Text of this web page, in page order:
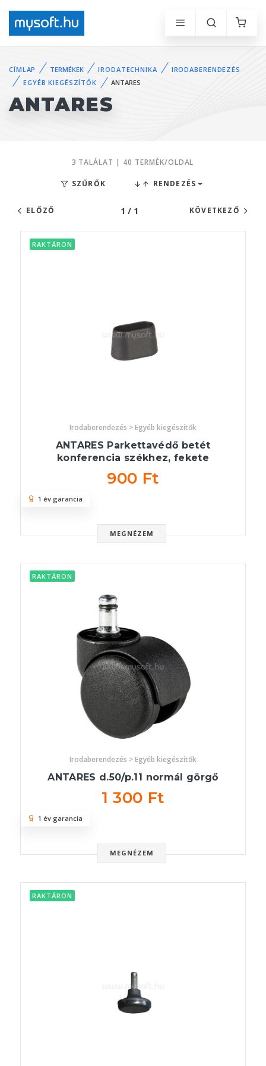
CÍMLAP TERMÉKEK IRODATECHNIKA
IRODABERENDEZÉS
EGYÉB KIEGÉSZÍTŐK
ANTARES
ANTARES
3 TALÁLAT | 40 TERMÉK/OLDAL
SZŰRŐK RENDEZÉS
ELŐZŐ 1 / 1 KÖVETKEZŐ
RAKTÁRON
Irodaberendezés > Egyéb kiegészítők
ANTARES Parkettavédő betét
konferencia székhez, fekete
900 Ft
MEGNÉZEM
1 év garancia
RAKTÁRON
Irodaberendezés > Egyéb kiegészítők
ANTARES d.50/p.11 normál görgő
1 300 Ft
MEGNÉZEM
1 év garancia
RAKTÁRON